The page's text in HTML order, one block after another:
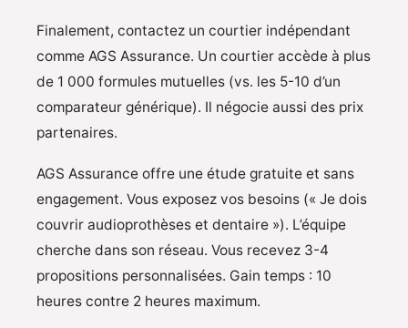
Finalement, contactez un courtier indépendant
comme AGS Assurance. Un courtier accède à plus
de 1 000 formules mutuelles (vs. les 5-10 d’un
comparateur générique). Il négocie aussi des prix
partenaires.
AGS Assurance offre une étude gratuite et sans
engagement. Vous exposez vos besoins (« Je dois
couvrir audioprothèses et dentaire »). L’équipe
cherche dans son réseau. Vous recevez 3-4
propositions personnalisées. Gain temps : 10
heures contre 2 heures maximum.